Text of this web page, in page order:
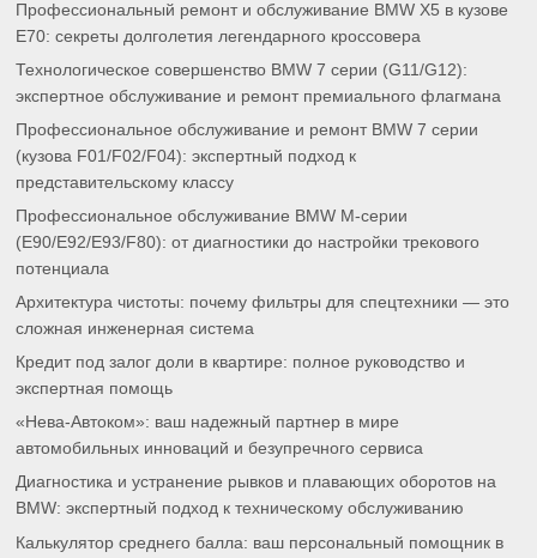
Профессиональный ремонт и обслуживание BMW X5 в кузове
E70: секреты долголетия легендарного кроссовера
Технологическое совершенство BMW 7 серии (G11/G12):
экспертное обслуживание и ремонт премиального флагмана
Профессиональное обслуживание и ремонт BMW 7 серии
(кузова F01/F02/F04): экспертный подход к
представительскому классу
Профессиональное обслуживание BMW M-серии
(E90/E92/E93/F80): от диагностики до настройки трекового
потенциала
Архитектура чистоты: почему фильтры для спецтехники — это
сложная инженерная система
Кредит под залог доли в квартире: полное руководство и
экспертная помощь
«Нева-Автоком»: ваш надежный партнер в мире
автомобильных инноваций и безупречного сервиса
Диагностика и устранение рывков и плавающих оборотов на
BMW: экспертный подход к техническому обслуживанию
Калькулятор среднего балла: ваш персональный помощник в